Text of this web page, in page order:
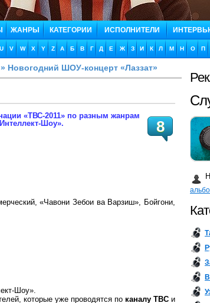
ЖАНРЫ КАТЕГОРИИ ИСПОЛНИТЕЛИ
U V W X Y Z А Б В Г Д Е Ж З И К Л М Н О П
» Новогодний ШОУ-концерт «Лаззат»
8
«ТВС-2011» по разным жанрам
Шоу».
«Чавони Зебои ва Варзиш», Бойгони,
Шоу».
которые уже проводятся по каналу ТВС и